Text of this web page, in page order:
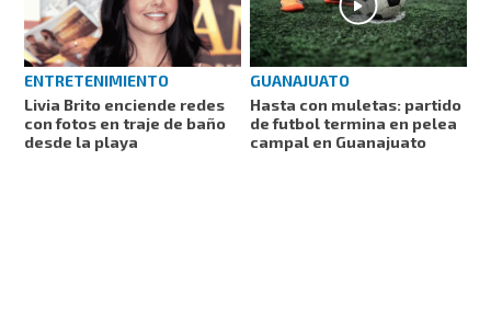
ENTRETENIMIENTO
Livia Brito enciende redes
con fotos en traje de baño
desde la playa
GUANAJUATO
Hasta con muletas: partido
de futbol termina en pelea
campal en Guanajuato